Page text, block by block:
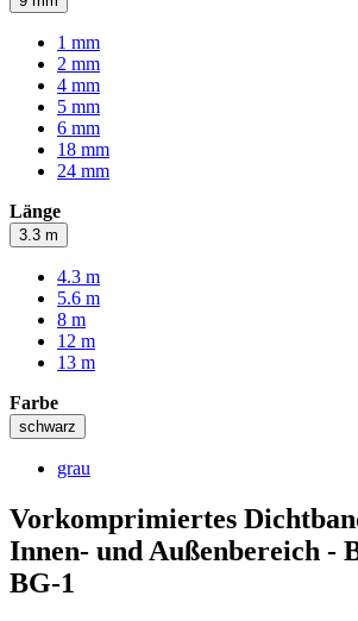
1 mm
2 mm
4 mm
5 mm
6 mm
18 mm
24 mm
Länge
3.3 m
4.3 m
5.6 m
8 m
12 m
13 m
Farbe
schwarz
grau
Vorkomprimiertes
Innen- und Außenbereich -
BG-1